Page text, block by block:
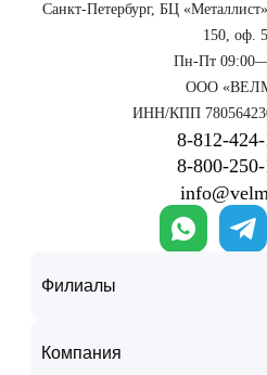
Санкт-Петербург, БЦ
150, оф.
Пн-Пт
ООО
ИНН/КПП
Филиалы
Компания